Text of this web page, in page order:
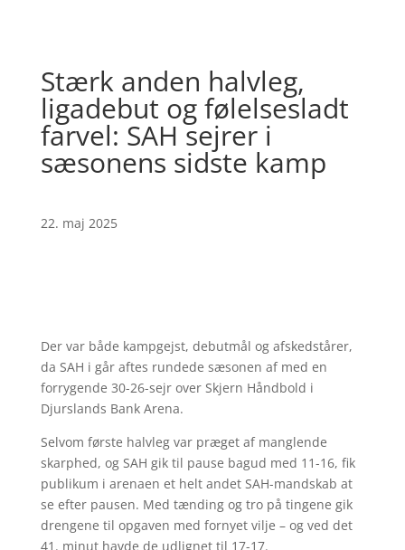
Stærk anden halvleg,
ligadebut og følelsesladt
farvel: SAH sejrer i
sæsonens sidste kamp
22. maj 2025
Der var både kampgejst, debutmål og afskedstårer,
da SAH i går aftes rundede sæsonen af med en
forrygende 30-26-sejr over Skjern Håndbold i
Djurslands Bank Arena.
Selvom første halvleg var præget af manglende
skarphed, og SAH gik til pause bagud med 11-16, fik
publikum i arenaen et helt andet SAH-mandskab at
se efter pausen. Med tænding og tro på tingene gik
drengene til opgaven med fornyet vilje – og ved det
41. minut havde de udlignet til 17-17.